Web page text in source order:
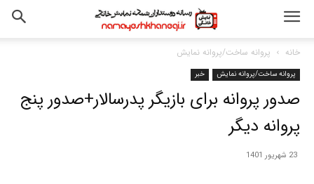
خانه پروانه ساخت/پروانه نمایش
پروانه ساخت/پروانه نمایش خبر
صدور پروانه برای بازیگر پدرسالار+صدور پنج
پروانه دیگر
23 شهریور 1401